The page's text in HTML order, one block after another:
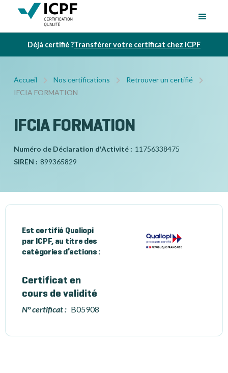
Déjà certifié ?Transférer votre certificat chez ICPF
Accueil Nos certifications
Retrouver un certifié
IFCIA FORMATION
IFCIA FORMATION
Numéro de Déclaration d'Activité : 11756338475
SIREN : 899365829
Est certifié Qualiopi
par ICPF, au titre des
catégories d’actions :
Certificat en
cours de validité
N° certificat : B05908